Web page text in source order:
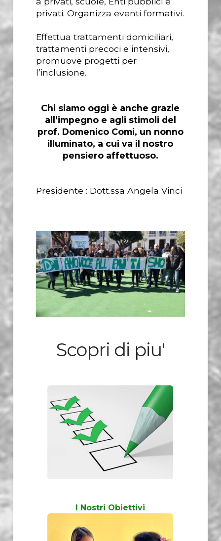
privati. Organizza eventi formativi.
Effettua trattamenti domiciliari,
trattamenti precoci e intensivi,
promuove progetti per
l’inclusione.
Chi siamo oggi è anche grazie
all’impegno e agli stimoli del
prof. Domenico Comi, un nonno
illuminato, a cui va il nostro
pensiero affettuoso.
Presidente : Dott.ssa Angela Vinci
Scopri di piu'
I Nostri Obiettivi